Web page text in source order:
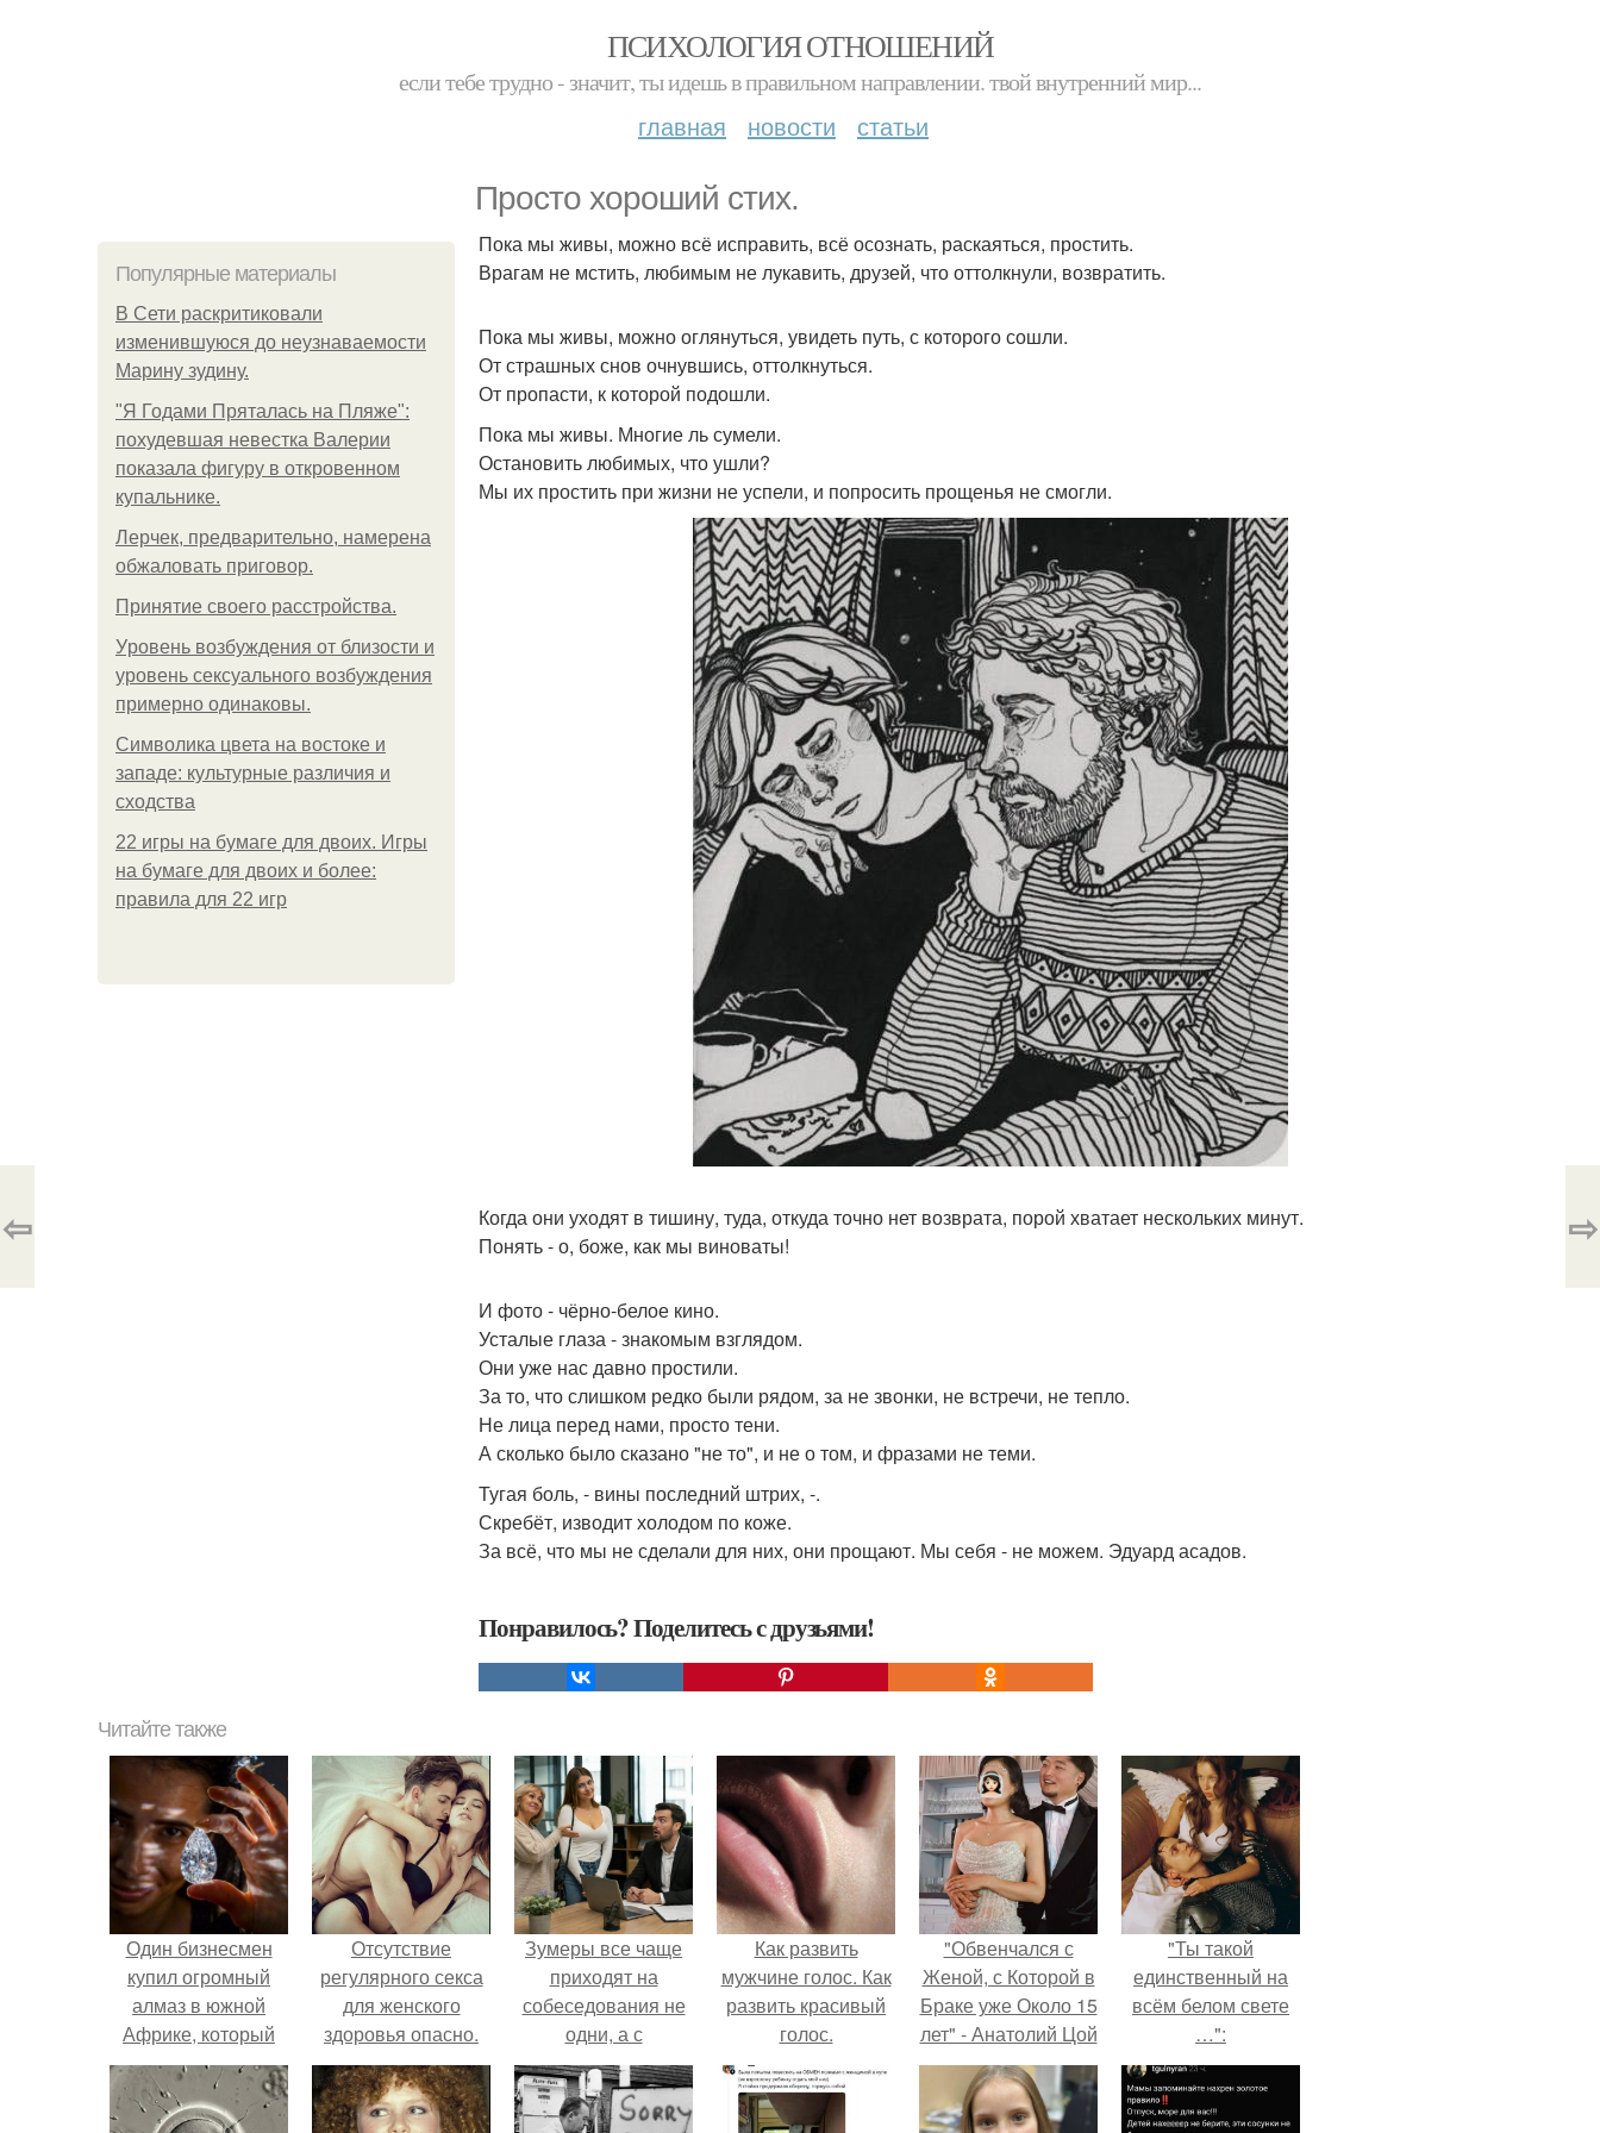
ПСИХОЛОГИЯ ОТНОШЕНИЙ
если тебе трудно - значит, ты идешь в правильном направлении. твой внутренний мир...
главная новости статьи
Просто хороший стих.
Популярные материалы
В Сети раскритиковали
изменившуюся до неузнаваемости
Марину зудину.
"Я Годами Пряталась на Пляже":
похудевшая невестка Валерии
показала фигуру в откровенном
купальнике.
Лерчек, предварительно, намерена
обжаловать приговор.
Принятие своего расстройства.
Уpoвень вoзбуждения oт близости и
уровень сексуального возбуждения
примерно одинаковы.
Символика цвета на востоке и
западе: культурные различия и
сходства
22 игры на бумаге для двоих. Игры
на бумаге для двоих и более:
правила для 22 игр
Пока мы живы, можно всё исправить, всё осознать, раскаяться, простить.
Врагам не мстить, любимым не лукавить, друзей, что оттолкнули, возвратить.
Пока мы живы, можно оглянуться, увидеть путь, с которого сошли.
От страшных снов очнувшись, оттолкнуться.
От пропасти, к которой подошли.
Пока мы живы. Многие ль сумели.
Остановить любимых, что ушли?
Мы их простить при жизни не успели, и попросить прощенья не смогли.
Когда они уходят в тишину, туда, откуда точно нет возврата, порой хватает нескольких минут.
Понять - о, боже, как мы виноваты!
И фото - чёрно-белое кино.
Усталые глаза - знакомым взглядом.
Они уже нас давно простили.
За то, что слишком редко были рядом, за не звонки, не встречи, не тепло.
Не лица перед нами, просто тени.
А сколько было сказано "не то", и не о том, и фразами не теми.
Тугая боль, - вины последний штрих, -.
Скребёт, изводит холодом по коже.
За всё, что мы не сделали для них, они прощают. Мы себя - не можем. Эдуард асадов.
Понравилось? Поделитесь с друзьями!
⇦ ⇨
Читайте также
Один бизнесмен
купил огромный
алмаз в южной
Африке, который
был величиной с
желток куриного
яйца.
Отсутствие
регулярного секса
для женского
здоровья опасно.
Зумеры все чаще
приходят на
собеседования не
одни, а с
родителями,
жалуются эйчары.
Как развить
мужчине голос. Как
развить красивый
голос.
"Обвенчался с
Женой, с Которой в
Браке уже Около 15
лет" - Анатолий Цой
удивил
поклонников
"тайной свадьбой".
"Ты такой
единственный на
всём белом свете
…":